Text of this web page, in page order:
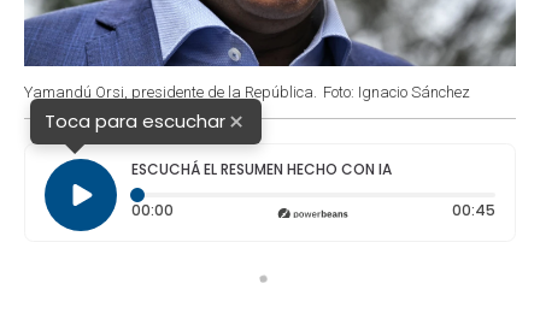
Yamandú Orsi, presidente de la República. Foto: Ignacio Sánchez
Toca para escuchar×
ESCUCHÁ EL RESUMEN HECHO CON IA
00:00 Tiempo transcurrido: 0 segundos 00:45